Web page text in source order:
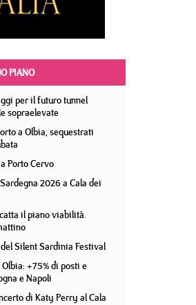
PIANO
per il futuro tunnel
sopraelevate
a Olbia, sequestrati
Porto Cervo
2026 a Cala dei
il piano viabilità.
Silent Sardinia Festival
+75% di posti e
e Napoli
di Katy Perry al Cala